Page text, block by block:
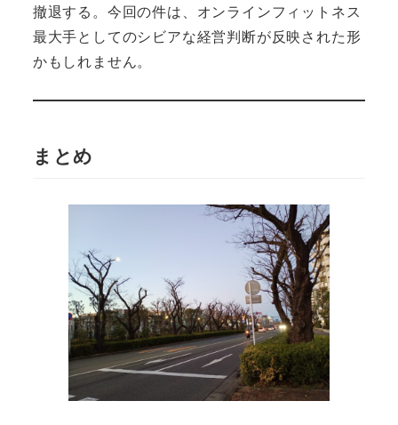
撤退する。今回の件は、オンラインフィットネス
最大手としてのシビアな経営判断が反映された形
かもしれません。
まとめ